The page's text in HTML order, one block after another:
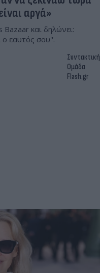
αργά»
και δηλώνει:
ο εαυτός σου''.
Συντακτική
Ομάδα
Flash.gr